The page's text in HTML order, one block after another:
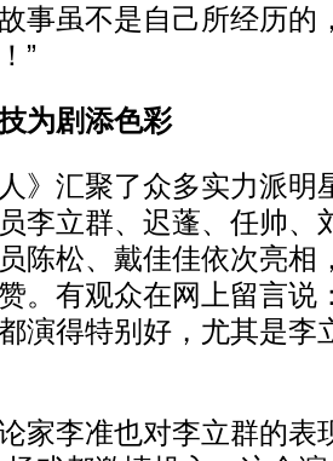
事虽不是自己所经历的
”
剧添色彩
汇聚了众多实力派明
李立群、迟蓬、任帅、
陈松、戴佳佳依次亮相
。有观众在网上留言说
演得特别好，尤其是李
李准也对李立群的表